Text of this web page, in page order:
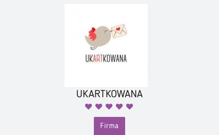
UKARTKOWANA
Firma